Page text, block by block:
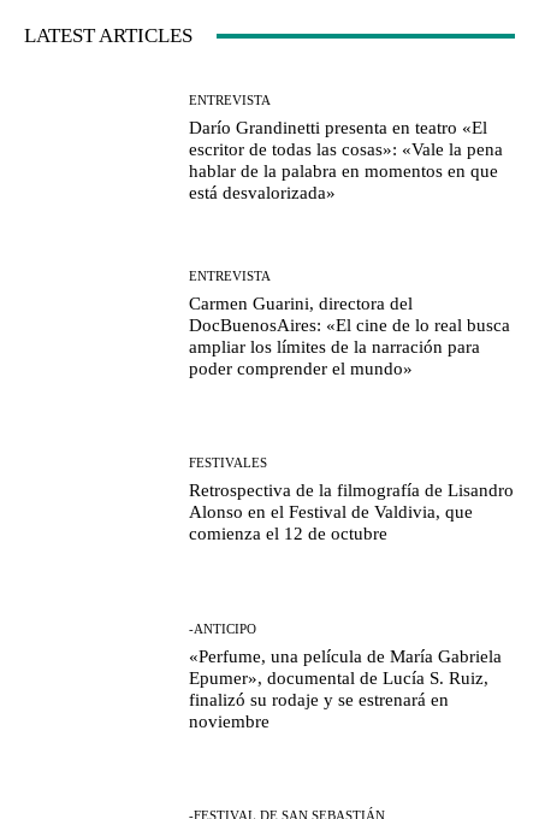
LATEST ARTICLES
ENTREVISTA
Darío Grandinetti presenta en teatro «El
escritor de todas las cosas»: «Vale la pena
hablar de la palabra en momentos en que
está desvalorizada»
ENTREVISTA
Carmen Guarini, directora del
DocBuenosAires: «El cine de lo real busca
ampliar los límites de la narración para
poder comprender el mundo»
FESTIVALES
Retrospectiva de la filmografía de Lisandro
Alonso en el Festival de Valdivia, que
comienza el 12 de octubre
-ANTICIPO
«Perfume, una película de María Gabriela
Epumer», documental de Lucía S. Ruiz,
finalizó su rodaje y se estrenará en
noviembre
-FESTIVAL DE SAN SEBASTIÁN